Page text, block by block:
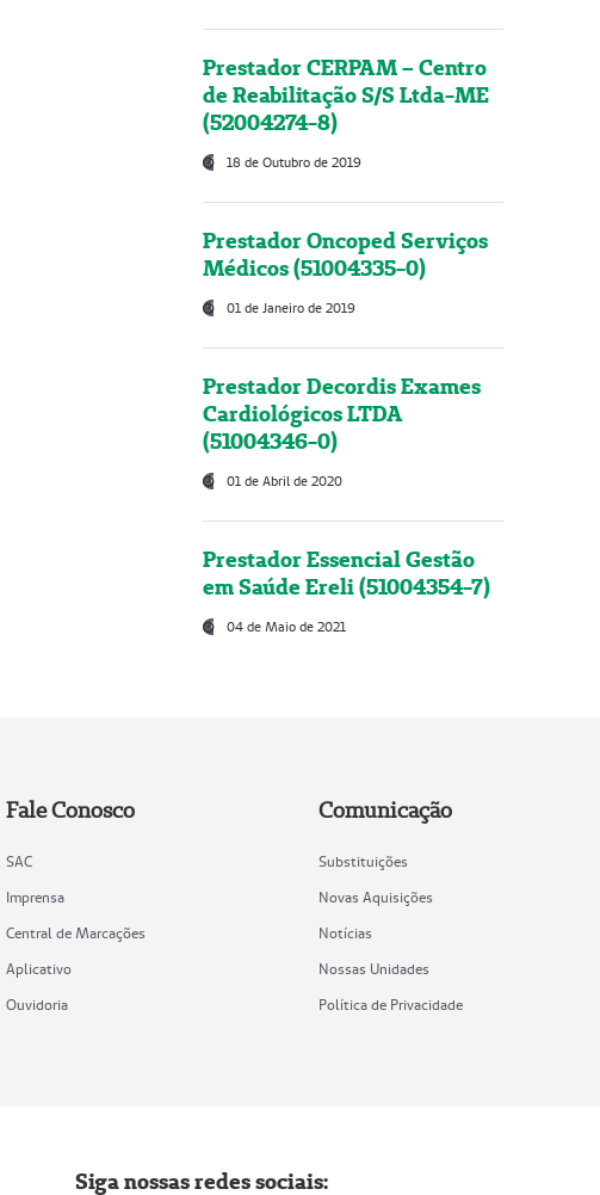
Prestador CERPAM – Centro
de Reabilitação S/S Ltda-ME
(52004274-8)
18 de Outubro de 2019
Prestador Oncoped Serviços
Médicos (51004335-0)
01 de Janeiro de 2019
Prestador Decordis Exames
Cardiológicos LTDA
(51004346-0)
01 de Abril de 2020
Prestador Essencial Gestão
em Saúde Ereli (51004354-7)
04 de Maio de 2021
Fale Conosco
SAC
Imprensa
Central de Marcações
Aplicativo
Ouvidoria
Comunicação
Substituições
Novas Aquisições
Notícias
Nossas Unidades
Política de Privacidade
Siga nossas redes sociais: